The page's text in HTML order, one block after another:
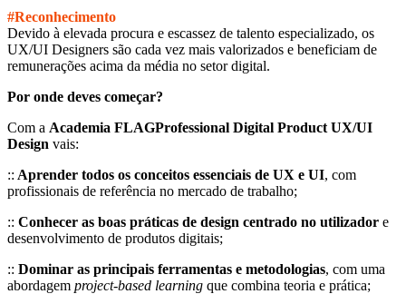
#Reconhecimento
Devido à elevada procura e escassez de talento especializado, os
UX/UI Designers são cada vez mais valorizados e beneficiam de
remunerações acima da média no setor digital.
Por onde deves começar?
Com a Academia FLAGProfessional Digital Product UX/UI
Design vais:
:: Aprender todos os conceitos essenciais de UX e UI, com
profissionais de referência no mercado de trabalho;
:: Conhecer as boas práticas de design centrado no utilizador e
desenvolvimento de produtos digitais;
:: Dominar as principais ferramentas e metodologias, com uma
abordagem project-based learning que combina teoria e prática;